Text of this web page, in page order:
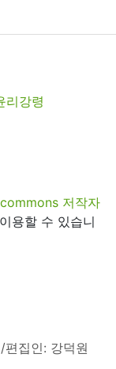
리강령
저작자
용할 수 있습니
편집인: 강덕원